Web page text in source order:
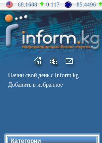
68.1688 0.117 85.4496
Начни свой день с Inform.kg
Добавить в избранное
Категории